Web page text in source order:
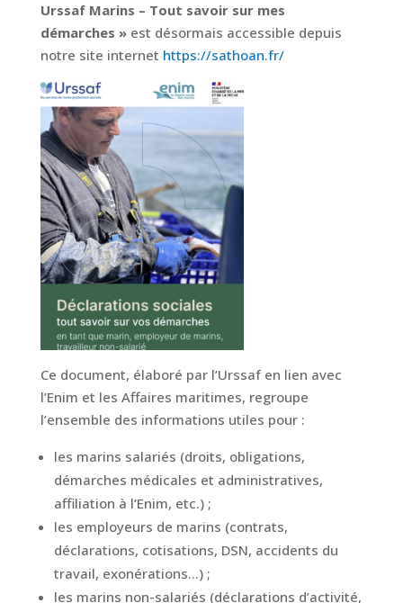
Urssaf Marins – Tout savoir sur mes
démarches »est désormais accessible depuis
notre site internet https://sathoan.fr/
Ce document, élaboré par l’Urssaf en lien avec
l’Enim et les Affaires maritimes, regroupe
l’ensemble des informations utiles pour :
les marins salariés (droits, obligations,
démarches médicales et administratives,
affiliation à l’Enim, etc.) ;
les employeurs de marins (contrats,
déclarations, cotisations, DSN, accidents du
travail, exonérations…) ;
les marins non-salariés (déclarations d’activité,